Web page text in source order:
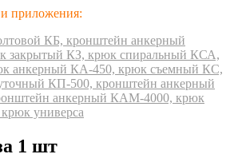
приложения:
КБ, кронштейн анкерный
закрытый КЗ, крюк спиральный КСА,
анкерный КА-450, крюк съемный КС,
КП-500, кронштейн анкерный
анкерный КАМ-4000, крюк
универса
1 шт